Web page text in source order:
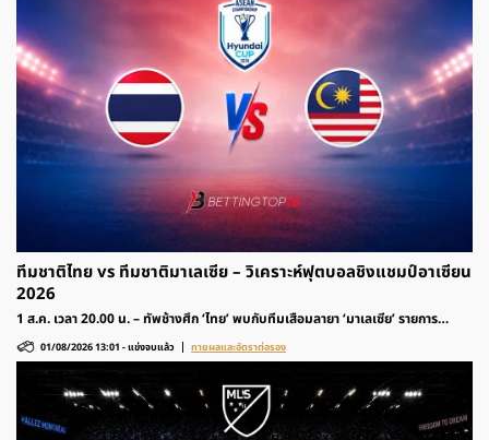
ทีมชาติไทย vs ทีมชาติมาเลเซีย – วิเคราะห์ฟุตบอลชิงแชมป์อาเซียน
2026
1 ส.ค. เวลา 20.00 น. – ทัพช้างศึก ‘ไทย’ พบกับทีมเสือมลายา ‘มาเลเซีย’ รายการ
รองได้ที่นี่01/08/2026 13:01 -แข่งจบแล้ว ทายผลและอัตราต่อรอง